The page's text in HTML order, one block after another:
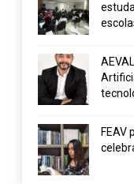
FEAV